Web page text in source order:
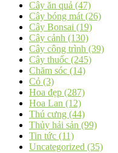
Cây ăn quả (47)
Cây bóng mát(26)
Cây Bonsai (19)
Cây cảnh (130)
Cây công trình (39)
Cây thuốc (245)
Chăm sóc (14)
Cỏ (3)
Hoa đẹp (287)
Hoa Lan (12)
Thú cưng (44)
Thủy hải sản (99)
Tin tức (11)
Uncategorized (35)